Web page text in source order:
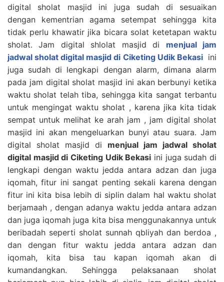
digital sholat masjid ini juga sudah di sesuaikan
dengan kementrian agama setempat sehingga kita
tidak perlu khawatir jika bicara solat ketetapan waktu
sholat. Jam digital shlolat masjid di menjual jam
jadwal sholat digital masjid di Ciketing Udik Bekasiini
juga sudah di lengkapi dengan alarm, dimana alarm
pada jam digital sholat masjid ini akan berbunyi ketika
waktu sholat telah tiba, sehingga kita sangat terbantu
untuk mengingat waktu sholat , karena jika kita tidak
sempat untuk melihat ke arah jam , jam digital sholat
masjid ini akan mengeluarkan bunyi atau suara. Jam
digital sholat masjid di menjual jam jadwal sholat
digital masjid di Ciketing Udik Bekasi ini juga sudah di
lengkapi dengan waktu jedda antara adzan dan juga
iqomah, fitur ini sangat penting sekali karena dengan
fitur ini kita bisa lebih di siplin dalam hal waktu sholat
berjamaah , dengan adanya waktu jedda antara adzan
dan juga iqomah juga kita bisa menggunakannya untuk
beribadah seperti sholat sunnah qbliyah dan berdoa ,
dan dengan fitur waktu jedda antara adzan dan
iqomah, kita bisa tau kapan iqomah akan di
kumandangkan. Sehingga pelaksanaan sholat